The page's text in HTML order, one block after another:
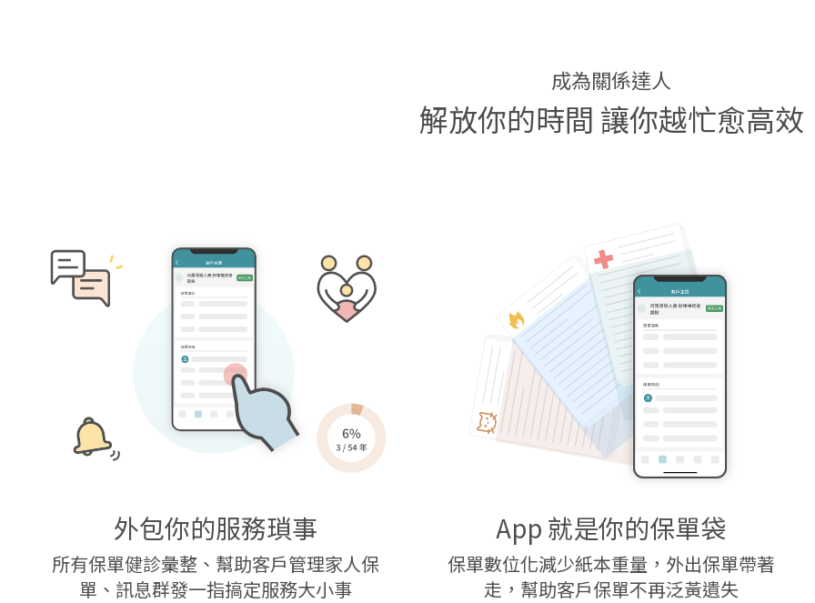
成為關係達人
解放你的時間 讓你越忙愈高效
外包你的服務瑣事
所有保單健診彙整、幫助客戶管理家人保
單、訊息群發一指搞定服務大小事
App 就是你的保單袋
保單數位化減少紙本重量，外出保單帶著
走，幫助客戶保單不再泛黃遺失